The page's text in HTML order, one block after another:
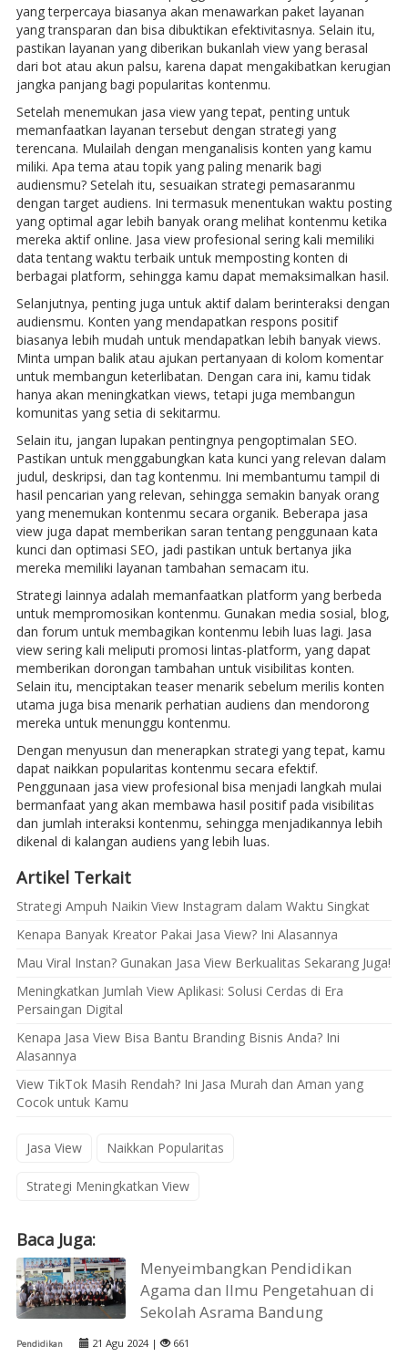
yang terpercaya biasanya akan menawarkan paket layanan
yang transparan dan bisa dibuktikan efektivitasnya. Selain itu,
pastikan layanan yang diberikan bukanlah view yang berasal
dari bot atau akun palsu, karena dapat mengakibatkan kerugian
jangka panjang bagi popularitas kontenmu.
Setelah menemukan jasa view yang tepat, penting untuk
memanfaatkan layanan tersebut dengan strategi yang
terencana. Mulailah dengan menganalisis konten yang kamu
miliki. Apa tema atau topik yang paling menarik bagi
audiensmu? Setelah itu, sesuaikan strategi pemasaranmu
dengan target audiens. Ini termasuk menentukan waktu posting
yang optimal agar lebih banyak orang melihat kontenmu ketika
mereka aktif online. Jasa view profesional sering kali memiliki
data tentang waktu terbaik untuk memposting konten di
berbagai platform, sehingga kamu dapat memaksimalkan hasil.
Selanjutnya, penting juga untuk aktif dalam berinteraksi dengan
audiensmu. Konten yang mendapatkan respons positif
biasanya lebih mudah untuk mendapatkan lebih banyak views.
Minta umpan balik atau ajukan pertanyaan di kolom komentar
untuk membangun keterlibatan. Dengan cara ini, kamu tidak
hanya akan meningkatkan views, tetapi juga membangun
komunitas yang setia di sekitarmu.
Selain itu, jangan lupakan pentingnya pengoptimalan SEO.
Pastikan untuk menggabungkan kata kunci yang relevan dalam
judul, deskripsi, dan tag kontenmu. Ini membantumu tampil di
hasil pencarian yang relevan, sehingga semakin banyak orang
yang menemukan kontenmu secara organik. Beberapa jasa
view juga dapat memberikan saran tentang penggunaan kata
kunci dan optimasi SEO, jadi pastikan untuk bertanya jika
mereka memiliki layanan tambahan semacam itu.
Strategi lainnya adalah memanfaatkan platform yang berbeda
untuk mempromosikan kontenmu. Gunakan media sosial, blog,
dan forum untuk membagikan kontenmu lebih luas lagi. Jasa
view sering kali meliputi promosi lintas-platform, yang dapat
memberikan dorongan tambahan untuk visibilitas konten.
Selain itu, menciptakan teaser menarik sebelum merilis konten
utama juga bisa menarik perhatian audiens dan mendorong
mereka untuk menunggu kontenmu.
Dengan menyusun dan menerapkan strategi yang tepat, kamu
dapat naikkan popularitas kontenmu secara efektif.
Penggunaan jasa view profesional bisa menjadi langkah mulai
bermanfaat yang akan membawa hasil positif pada visibilitas
dan jumlah interaksi kontenmu, sehingga menjadikannya lebih
dikenal di kalangan audiens yang lebih luas.
Artikel Terkait
Strategi Ampuh Naikin View Instagram dalam Waktu Singkat
Kenapa Banyak Kreator Pakai Jasa View? Ini Alasannya
Mau Viral Instan? Gunakan Jasa View Berkualitas Sekarang Juga!
Meningkatkan Jumlah View Aplikasi: Solusi Cerdas di Era
Persaingan Digital
Kenapa Jasa View Bisa Bantu Branding Bisnis Anda? Ini
Alasannya
View TikTok Masih Rendah? Ini Jasa Murah dan Aman yang
Cocok untuk Kamu
Jasa View Naikkan Popularitas
Strategi Meningkatkan View
Baca Juga:
Menyeimbangkan Pendidikan
Agama dan Ilmu Pengetahuan di
Sekolah Asrama Bandung
Pendidikan 21 Agu 2024 | 661